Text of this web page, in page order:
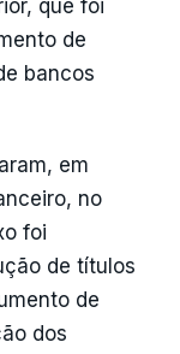
que foi
de
bancos
em
no
foi
de títulos
de
dos